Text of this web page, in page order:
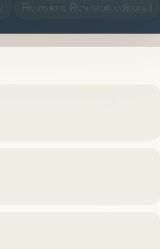
Revision: Revision editorial